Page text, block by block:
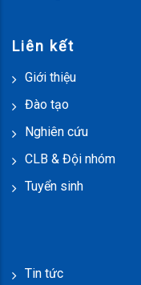
Liên kết
Giới thiệu
Đào tạo
Nghiên cứu
CLB & Đội nhóm
Tuyển sinh
Tin tức